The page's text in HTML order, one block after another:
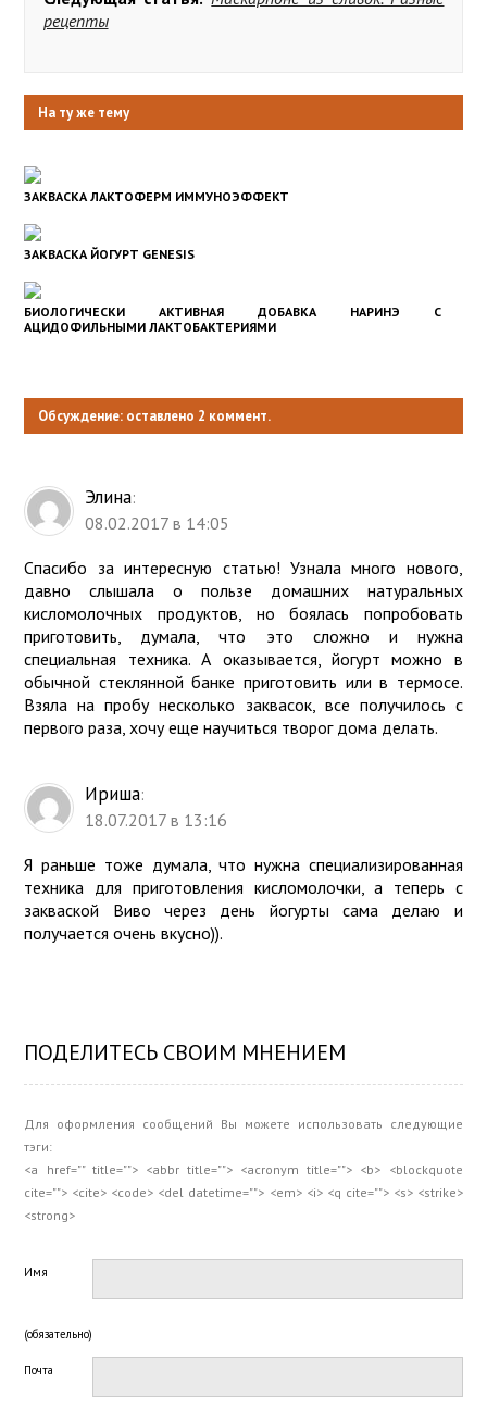
рецепты
На ту же тему
ЗАКВАСКА ЛАКТОФЕРМ ИММУНОЭФФЕКТ
ЗАКВАСКА ЙОГУРТ GENESIS
БИОЛОГИЧЕСКИ АКТИВНАЯ ДОБАВКА НАРИНЭ С
АЦИДОФИЛЬНЫМИ ЛАКТОБАКТЕРИЯМИ
Обсуждение: оставлено 2 коммент.
Элина:
08.02.2017 в 14:05
Спасибо за интересную статью! Узнала много нового,
давно слышала о пользе домашних натуральных
кисломолочных продуктов, но боялась попробовать
приготовить, думала, что это сложно и нужна
специальная техника. А оказывается, йогурт можно в
обычной стеклянной банке приготовить или в термосе.
Взяла на пробу несколько заквасок, все получилось с
первого раза, хочу еще научиться творог дома делать.
Ириша:
18.07.2017 в 13:16
Я раньше тоже думала, что нужна специализированная
техника для приготовления кисломолочки, а теперь с
закваской Виво через день йогурты сама делаю и
получается очень вкусно)).
ПОДЕЛИТЕСЬ СВОИМ МНЕНИЕМ
Для оформления сообщений Вы можете использовать следующие
тэги:
<a href="" title=""> <abbr title=""> <acronym title=""> <b> <blockquote
cite=""> <cite> <code> <del datetime=""> <em> <i> <q cite=""> <s> <strike>
<strong>
Имя
(обязательно)
Почта